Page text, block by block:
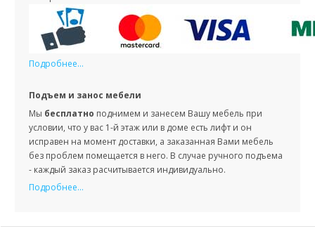
Подробнее...
Подъем и занос мебели
Мы бесплатно поднимем и занесем Вашу мебель при
условии, что у вас 1-й этаж или в доме есть лифт и он
исправен на момент доставки, а заказанная Вами мебель
без проблем помещается в него. В случае ручного подъема
- каждый заказ расчитывается индивидуально.
Подробнее...